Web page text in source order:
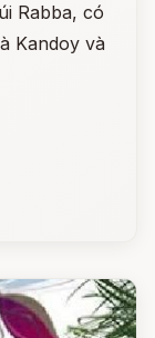
Rabba, có
Kandoy và